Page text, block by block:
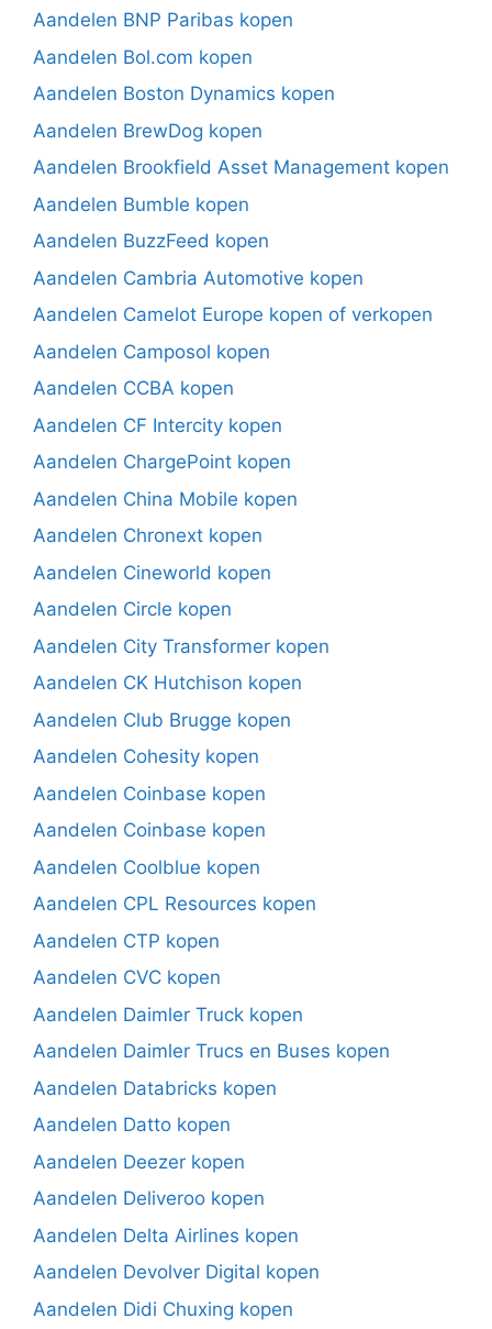
Aandelen BNP Paribas kopen
Aandelen Bol.com kopen
Aandelen Boston Dynamics kopen
Aandelen BrewDog kopen
Aandelen Brookfield Asset Management kopen
Aandelen Bumble kopen
Aandelen BuzzFeed kopen
Aandelen Cambria Automotive kopen
Aandelen Camelot Europe kopen of verkopen
Aandelen Camposol kopen
Aandelen CCBA kopen
Aandelen CF Intercity kopen
Aandelen ChargePoint kopen
Aandelen China Mobile kopen
Aandelen Chronext kopen
Aandelen Cineworld kopen
Aandelen Circle kopen
Aandelen City Transformer kopen
Aandelen CK Hutchison kopen
Aandelen Club Brugge kopen
Aandelen Cohesity kopen
Aandelen Coinbase kopen
Aandelen Coinbase kopen
Aandelen Coolblue kopen
Aandelen CPL Resources kopen
Aandelen CTP kopen
Aandelen CVC kopen
Aandelen Daimler Truck kopen
Aandelen Daimler Trucs en Buses kopen
Aandelen Databricks kopen
Aandelen Datto kopen
Aandelen Deezer kopen
Aandelen Deliveroo kopen
Aandelen Delta Airlines kopen
Aandelen Devolver Digital kopen
Aandelen Didi Chuxing kopen